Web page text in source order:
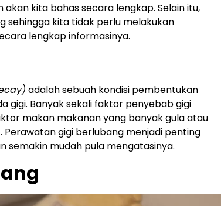
kita bahas secara lengkap. Selain itu,
kita tidak perlu melakukan
lengkap informasinya.
adalah sebuah kondisi pembentukan
gigi. Banyak sekali faktor penyebab gigi
makan makanan yang banyak gula atau
gigi berlubang menjadi penting
semakin mudah pula mengatasinya.